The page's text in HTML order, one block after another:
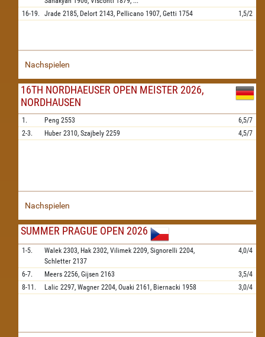
16-19. Jrade 2185, Delort 2143, Pellicano 1907, Getti 1754 1,5/2
Nachspielen
16TH NORDHAEUSER OPEN MEISTER 2026,
NORDHAUSEN
1. Peng 2553
6,5/7
2-3.
Huber 2310, Szajbely 2259 4,5/7
Nachspielen
SUMMER PRAGUE OPEN 2026
1-5. Walek 2303, Hak 2302, Vilimek 2209, Signorelli 2204,
Schletter 2137
4,0/4
6-7. Meers 2256, Gijsen 2163
3,5/4
8-11.
Lalic 2297, Wagner 2204, Ouaki 2161, Biernacki 1958 3,0/4